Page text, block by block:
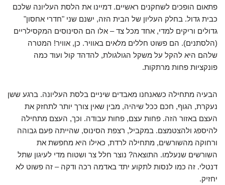
פתאום הופכים לשחקנים ראשיים. דמיינו את הלסת העליונה שלכם
כבית גדול. בחלק העליון של הבית הזה, ישנם שני "חדרי אחסון"
גדולים וריקים למדי, אחד מכל צד – אלו הם הסינוסים המקסילריים
(הלסתנים). הם פשוט חללים מלאים באוויר. כן, אוויר! המטרה
שלהם היא להקל על משקל הגולגולת, להדהד קול ועוד כמה
פונקציות פחות מרתקות.
הבעיה מתחילה כשאנחנו מאבדים שיניים בלסת העליונה. ברגע ששן
נעקרת, הגוף, חכם ככל שיהיה, מבין שאין צורך יותר לתחזק את
העצם באזור הזה. פחות עצם, פחות עבודה. וכך, העצם מתחילה
להיספג ולהצטמצם. במקביל, רצפת הסינוס, שהייתה פעם גבוהה
ורחוקה מהשורשים, מתחילה לרדת, כאילו היא מחפשת את
השורשים שנעלמו. התוצאה? נוצר חלל צר ושטוח מדי לעיגון שתל
דנטלי. זה כמו לנסות לתקוע יתד באדמה רכה ודקה – זה פשוט לא
יחזיק.